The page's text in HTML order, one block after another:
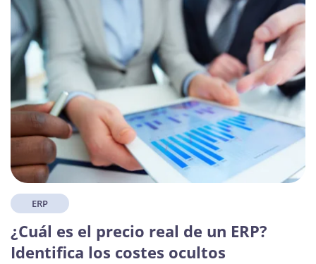
ERP
¿Cuál es el precio real de un ERP?
Identifica los costes ocultos